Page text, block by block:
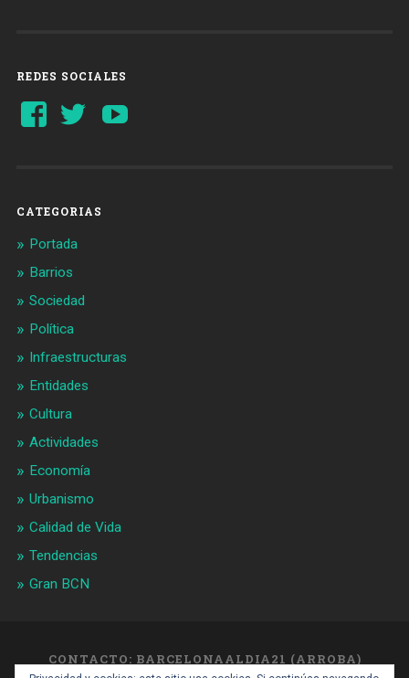
REDES SOCIALES
Ver
perfil
Ver
perfil
CATEGORIAS
Portada
Barrios
Sociedad
Política
Infraestructuras
Entidades
Cultura
Actividades
Economía
Urbanismo
Calidad de Vida
Tendencias
Gran BCN
CONTACTO: BARCELONAALDIA21 (ARROBA)
GMAIL.COM